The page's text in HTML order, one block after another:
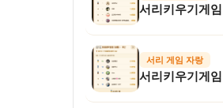
서리키우기게
서리 게임 자랑
서리키우기게